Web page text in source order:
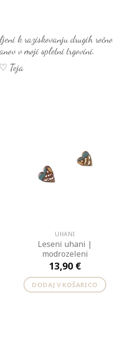
k raziskovanju drugih ročno
v moji spletni trgovini.
♡ Teja
UHANI
Leseni uhani |
modrozeleni
13,90 €
DODAJ V KOŠARICO